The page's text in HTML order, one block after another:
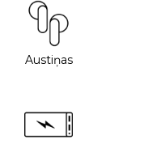
Austiņas